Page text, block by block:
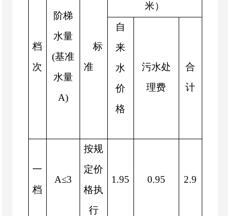
档
次
阶梯
水量
(基准
水量
A)
标
准
米）
自
来
水
价
格
污水处
理费
合
计
一
档
A≤3
按规
定价
格执
行
1.95 0.95 2.9